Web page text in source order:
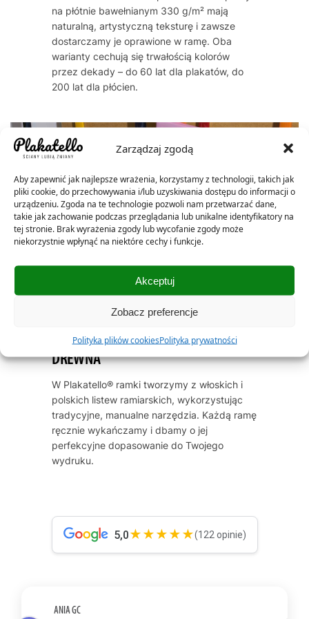
Zarządzaj zgodą
Aby zapewnić jak najlepsze wrażenia, korzystamy z technologii, takich jak
pliki cookie, do przechowywania i/lub uzyskiwania dostępu do informacji o
urządzeniu. Zgoda na te technologie pozwoli nam przetwarzać dane,
takie jak zachowanie podczas przeglądania lub unikalne identyfikatory na
tej stronie. Brak wyrażenia zgody lub wycofanie zgody może
niekorzystnie wpłynąć na niektóre cechy i funkcje.
Akceptuj
Zobacz preferencje
Polityka plików cookiesPolityka prywatności
na płótnie bawełnianym 330 g/m² mają
naturalną, artystyczną teksturę i zawsze
dostarczamy je oprawione w ramę. Oba
warianty cechują się trwałością kolorów
przez dekady – do 60 lat dla plakatów, do
200 lat dla płócien.
NASZE RAMKI – JAKOŚĆ Z LITEGO
DREWNA
W Plakatello® ramki tworzymy z włoskich i
polskich listew ramiarskich, wykorzystując
tradycyjne, manualne narzędzia. Każdą ramę
ręcznie wykańczamy i dbamy o jej
perfekcyjne dopasowanie do Twojego
wydruku.
5,0★★★★★(122 opinie)
ANETA ROMANEK